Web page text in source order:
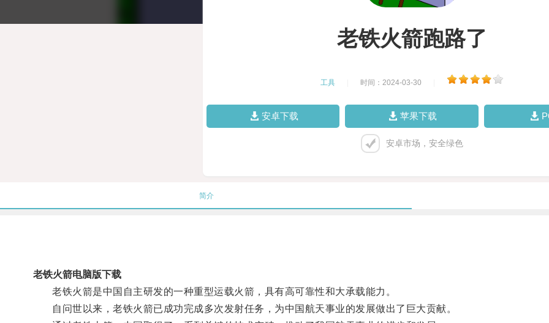
老铁火箭跑路了
工具 时间：2024-03-30
安卓下载 苹果下载
安卓市场，安全绿色
简介
老铁火箭电脑版下载
老铁火箭是中国自主研发的一种重型运载火箭，具有高可靠性和大承载能力。
自问世以来，老铁火箭已成功完成多次发射任务，为中国航天事业的发展做出了巨大贡献。